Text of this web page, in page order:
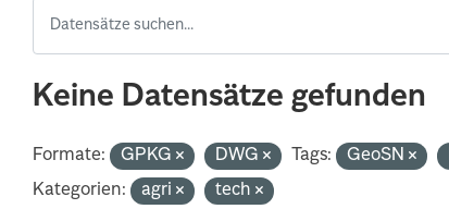
Keine Datensätze gefunden
Formate: GPKG DWG Tags: GeoSN
Kategorien:
agri tech